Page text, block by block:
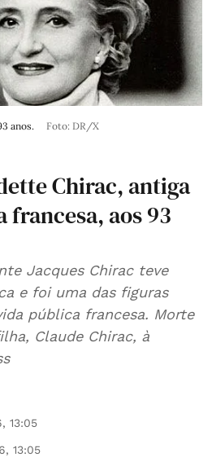
anos. Foto: DR/X
Chirac, antiga
aos 93
Jacques Chirac teve
e foi uma das figuras
pública francesa. Morte
Claude Chirac, à
13:05
13:05